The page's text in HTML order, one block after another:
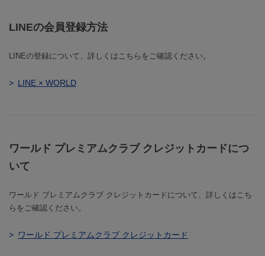
LINEの会員登録方法
LINEの登録について、詳しくはこちらをご確認ください。
LINE × WORLD
ワールド プレミアムクラブ クレジットカードにつ
いて
ワールド プレミアムクラブ クレジットカードについて、詳しくはこち
らをご確認ください。
ワールド プレミアムクラブ クレジットカード